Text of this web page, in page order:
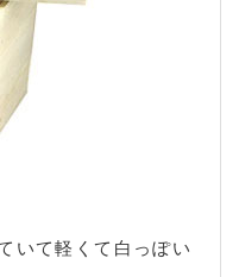
いて軽くて白っぽい